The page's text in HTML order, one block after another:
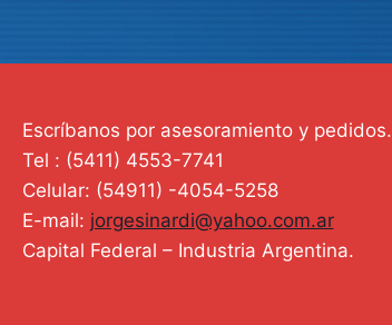
Escríbanos por asesoramiento y pedidos.
Tel : (5411) 4553-7741
Celular: (54911) -4054-5258
E-mail: jorgesinardi@yahoo.com.ar
Capital Federal – Industria Argentina.